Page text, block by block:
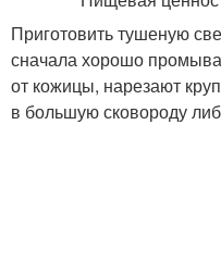
Приготовить тушеную
сначала хорошо
от кожицы, нарезают
в большую сковороду